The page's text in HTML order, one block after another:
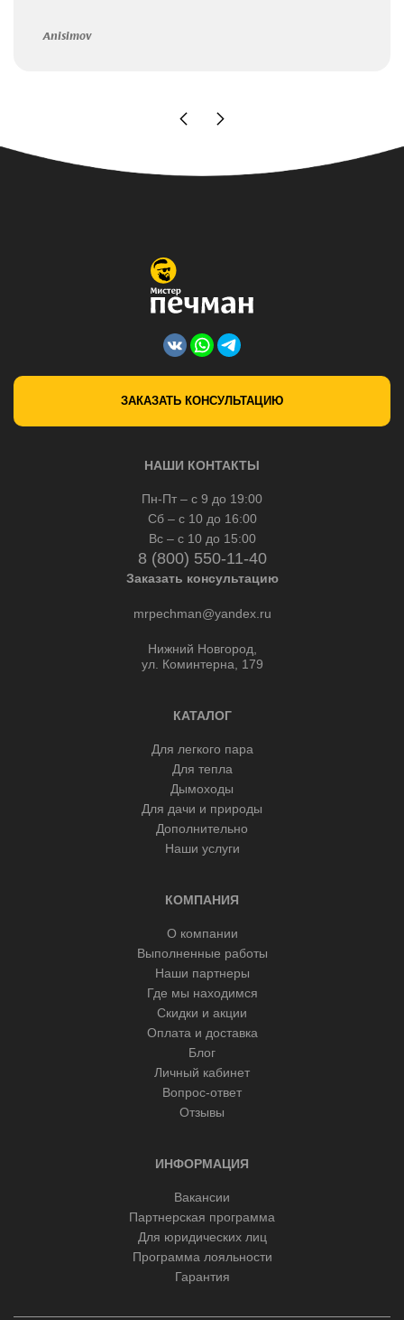
Anisimov
ЗАКАЗАТЬ КОНСУЛЬТАЦИЮ
НАШИ КОНТАКТЫ
Пн-Пт – с 9 до 19:00
Сб – с 10 до 16:00
Вс – с 10 до 15:00
8 (800) 550-11-40
Заказать консультацию
mrpechman@yandex.ru
Нижний Новгород,
ул. Коминтерна, 179
КАТАЛОГ
Для легкого пара
Для тепла
Дымоходы
Для дачи и природы
Дополнительно
Наши услуги
КОМПАНИЯ
О компании
Выполненные работы
Наши партнеры
Где мы находимся
Скидки и акции
Оплата и доставка
Блог
Личный кабинет
Вопрос-ответ
Отзывы
ИНФОРМАЦИЯ
Вакансии
Партнерская программа
Для юридических лиц
Программа лояльности
Гарантия